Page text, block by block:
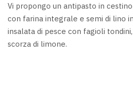
Vi propongo un antipasto in
con farina integrale e semi di lino
insalata di pesce con fagioli
scorza di limone.